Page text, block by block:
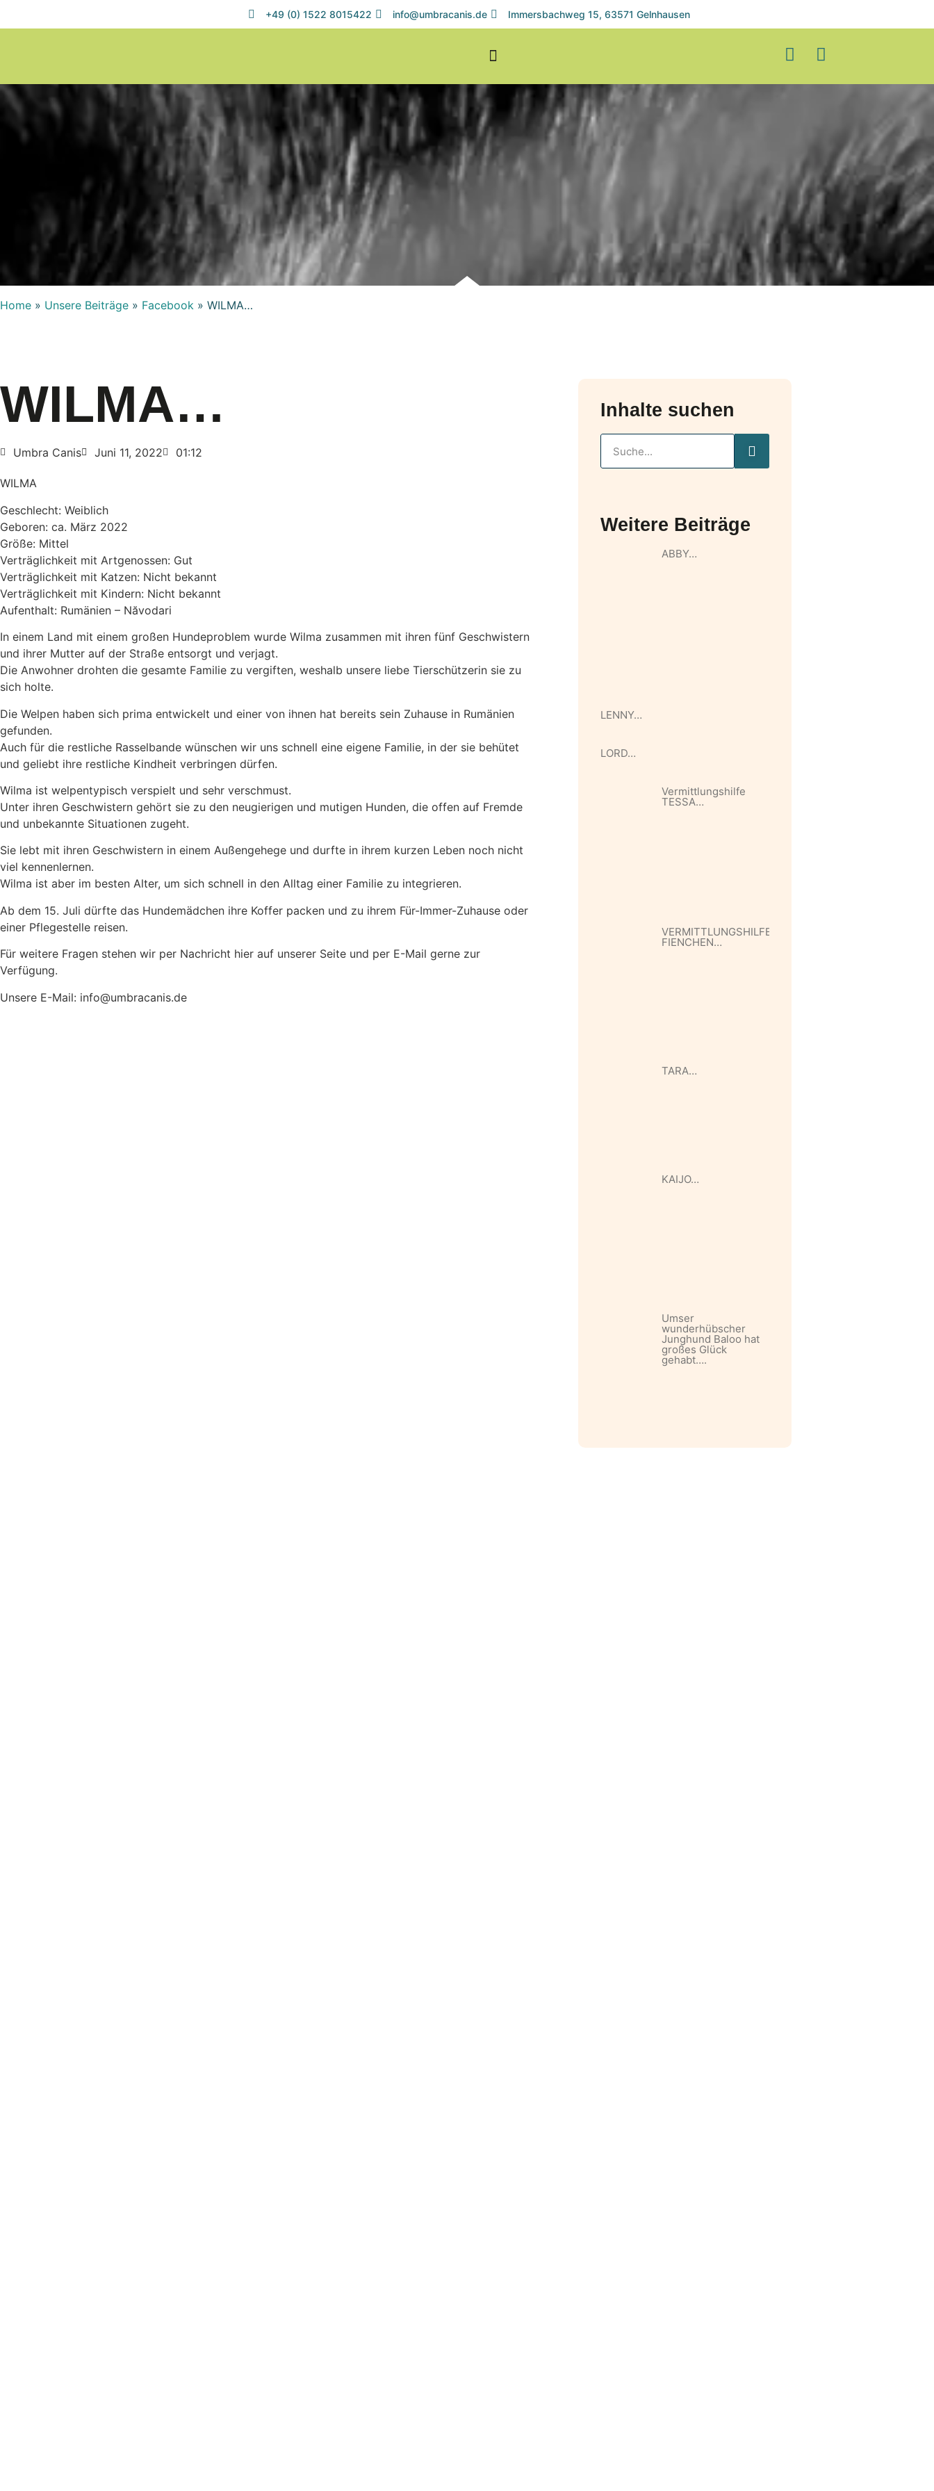
+49 (0) 1522 8015422 info@umbracanis.de Immersbachweg 15, 63571 Gelnhausen
Home » Unsere Beiträge » Facebook » WILMA…
WILMA…
Umbra Canis Juni 11, 2022 01:12
WILMA
Geschlecht: Weiblich
Geboren: ca. März 2022
Größe: Mittel
Verträglichkeit mit Artgenossen: Gut
Verträglichkeit mit Katzen: Nicht bekannt
Verträglichkeit mit Kindern: Nicht bekannt
Aufenthalt: Rumänien – Năvodari
In einem Land mit einem großen Hundeproblem wurde Wilma zusammen mit ihren fünf Geschwistern
und ihrer Mutter auf der Straße entsorgt und verjagt.
Die Anwohner drohten die gesamte Familie zu vergiften, weshalb unsere liebe Tierschützerin sie zu
sich holte.
Die Welpen haben sich prima entwickelt und einer von ihnen hat bereits sein Zuhause in Rumänien
gefunden.
Auch für die restliche Rasselbande wünschen wir uns schnell eine eigene Familie, in der sie behütet
und geliebt ihre restliche Kindheit verbringen dürfen.
Wilma ist welpentypisch verspielt und sehr verschmust.
Unter ihren Geschwistern gehört sie zu den neugierigen und mutigen Hunden, die offen auf Fremde
und unbekannte Situationen zugeht.
Sie lebt mit ihren Geschwistern in einem Außengehege und durfte in ihrem kurzen Leben noch nicht
viel kennenlernen.
Wilma ist aber im besten Alter, um sich schnell in den Alltag einer Familie zu integrieren.
Ab dem 15. Juli dürfte das Hundemädchen ihre Koffer packen und zu ihrem Für-Immer-Zuhause oder
einer Pflegestelle reisen.
Für weitere Fragen stehen wir per Nachricht hier auf unserer Seite und per E-Mail gerne zur
Verfügung.
Unsere E-Mail: info@umbracanis.de
Inhalte suchen
Weitere Beiträge
ABBY…
LENNY…
LORD…
Vermittlungshilfe
TESSA…
VERMITTLUNGSHILFE
FIENCHEN…
TARA…
KAIJO…
Umser
wunderhübscher
Junghund Baloo hat
großes Glück
gehabt….